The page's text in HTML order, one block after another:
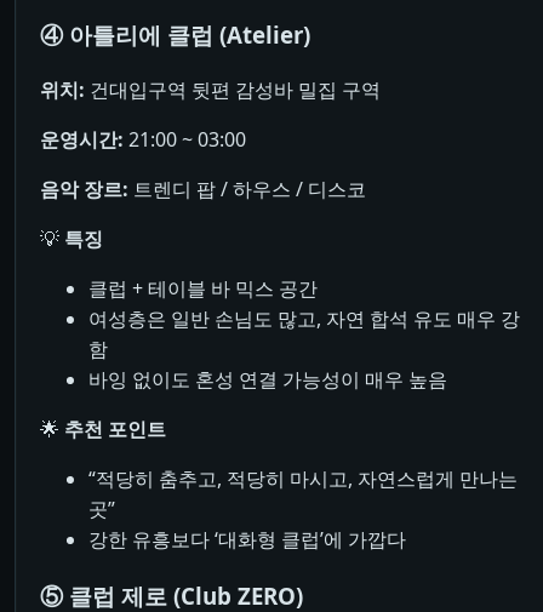
④ 아틀리에 클럽 (Atelier)
위치: 건대입구역 뒷편 감성바 밀집 구역
운영시간: 21:00 ~ 03:00
음악 장르: 트렌디 팝 / 하우스 / 디스코
💡 특징
클럽 + 테이블 바 믹스 공간
여성층은 일반 손님도 많고, 자연 합석 유도 매우 강
함
바잉 없이도 혼성 연결 가능성이 매우 높음
🌟 추천 포인트
“적당히 춤추고, 적당히 마시고, 자연스럽게 만나는
곳”
강한 유흥보다 ‘대화형 클럽’에 가깝다
⑤ 클럽 제로 (Club ZERO)